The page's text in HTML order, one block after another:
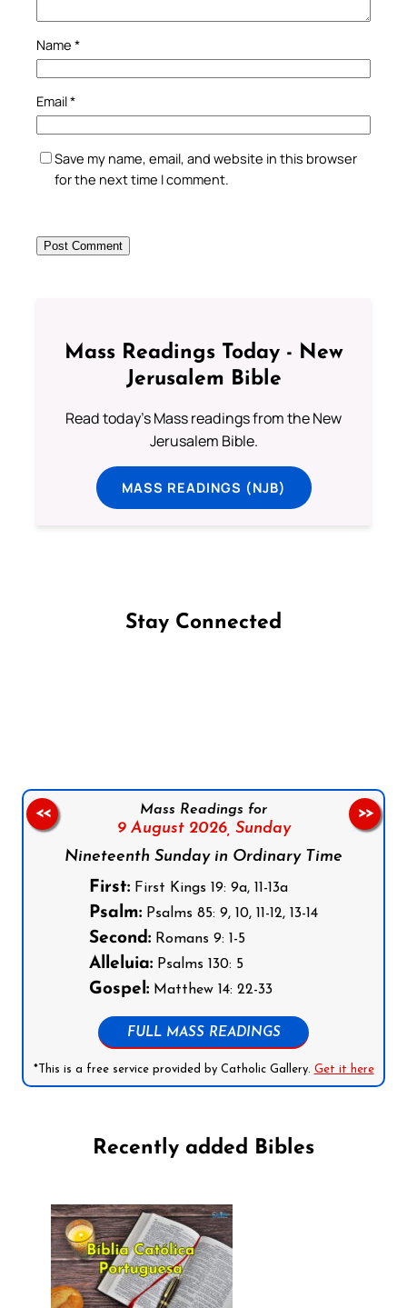
Name *
Email*
Save my name, email, and website in this browser
for the next time I comment.
Mass Readings Today - New
Jerusalem Bible
Read today's Mass readings from the New
Jerusalem Bible.
MASS READINGS (NJB)
Stay Connected
Mass Readings for
9 August 2026, Sunday
Nineteenth Sunday in Ordinary Time
First: First Kings 19: 9a, 11-13a
Psalm: Psalms 85: 9, 10, 11-12, 13-14
Second: Romans 9: 1-5
Alleluia: Psalms 130: 5
Gospel: Matthew 14: 22-33
FULL MASS READINGS
*This is a free service provided by Catholic Gallery. Get it here
<< >>
Recently added Bibles